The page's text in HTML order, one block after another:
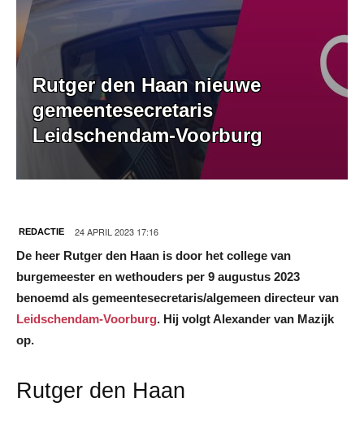
Rutger den Haan nieuwe
gemeentesecretaris
Leidschendam-Voorburg
REDACTIE 24 APRIL 2023 17:16
De heer Rutger den Haan is door het college van
burgemeester en wethouders per 9 augustus 2023
benoemd als gemeentesecretaris/algemeen directeur van
Leidschendam-Voorburg. Hij volgt Alexander van Mazijk
op.
Rutger den Haan